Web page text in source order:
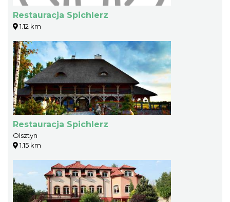
Restauracja Spichlerz
1.12 km
Restauracja Spichlerz
Olsztyn
1.15 km